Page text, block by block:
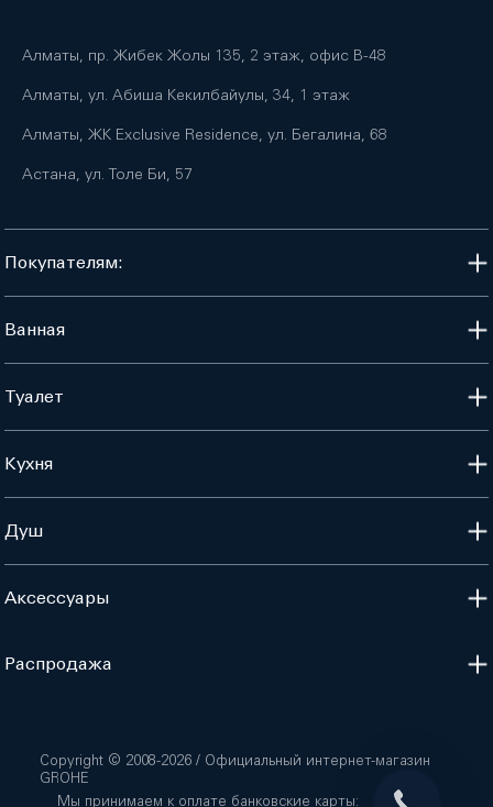
Алматы, пр. Жибек Жолы 135, 2 этаж, офис B-48
Алматы, ул. Абиша Кекилбайулы, 34, 1 этаж
Алматы, ЖК Exclusive Residence, ул. Бегалина, 68
Астана, ул. Толе Би, 57
Покупателям:
Ванная
Туалет
Кухня
Душ
Аксессуары
Распродажа
Copyright © 2008-2026 / Официальный интернет-магазин
GROHE
Мы принимаем к оплате банковские карты: